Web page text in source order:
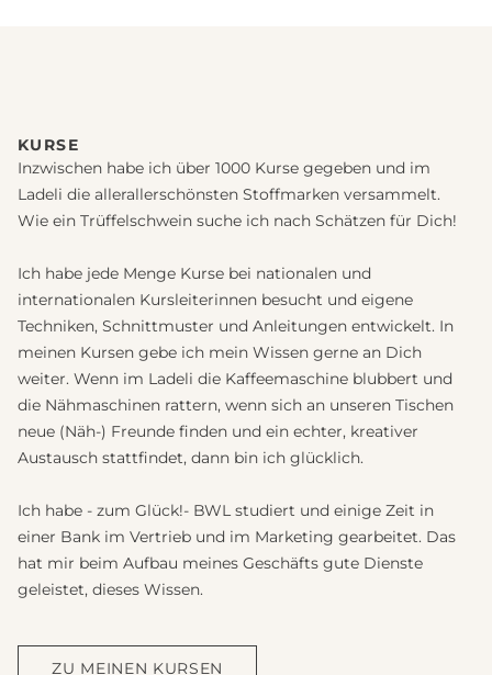
KURSE
Inzwischen habe ich über 1000 Kurse gegeben und im
Ladeli die allerallerschönsten Stoffmarken versammelt.
Wie ein Trüffelschwein suche ich nach Schätzen für Dich!
Ich habe jede Menge Kurse bei nationalen und
internationalen Kursleiterinnen besucht und eigene
Techniken, Schnittmuster und Anleitungen entwickelt. In
meinen Kursen gebe ich mein Wissen gerne an Dich
weiter. Wenn im Ladeli die Kaffeemaschine blubbert und
die Nähmaschinen rattern, wenn sich an unseren Tischen
neue (Näh-) Freunde finden und ein echter, kreativer
Austausch stattfindet, dann bin ich glücklich.
Ich habe - zum Glück!- BWL studiert und einige Zeit in
einer Bank im Vertrieb und im Marketing gearbeitet. Das
hat mir beim Aufbau meines Geschäfts gute Dienste
geleistet, dieses Wissen.
ZU MEINEN KURSEN